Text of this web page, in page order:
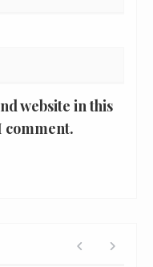
website in this
comment.